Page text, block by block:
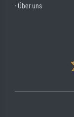
· Über uns